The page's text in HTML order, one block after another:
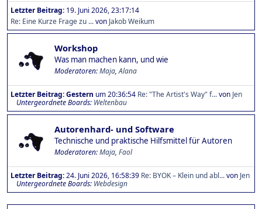
Letzter Beitrag: 19. Juni 2026, 23:17:14
Re: Eine Kurze Frage zu ...von Jakob Weikum
Workshop
Was man machen kann, und wie
Moderatoren:Maja,Alana
Letzter Beitrag:Gestern um 20:36:54 Re: "The Artist's Way" f...von Jen
Untergeordnete Boards Weltenbau
Autorenhard- und Software
Technische und praktische Hilfsmittel für Autoren
Moderatoren:Maja, Faol
Letzter Beitrag:24. Juni 2026, 16:58:39 Re: BYOK – Klein und abl...von Jen
Untergeordnete Boards Webdesign